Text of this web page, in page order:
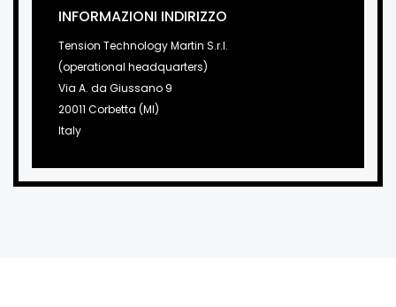
INFORMAZIONI INDIRIZZO
Tension Technology Martin S.r.l.
(operational headquarters)
Via A. da Giussano 9
20011 Corbetta (MI)
Italy